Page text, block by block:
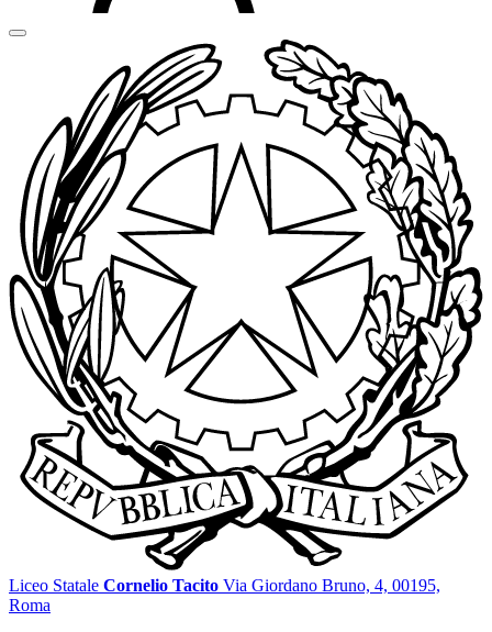
Liceo Statale Cornelio Tacito Via Giordano Bruno, 4, 00195,
Roma